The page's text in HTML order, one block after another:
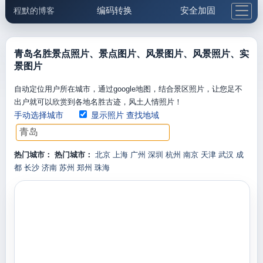
程默的博客 编码转换 安全加固
邮件工具 生活便民 更多工具
青岛名胜景点照片、景点图片、风景图片、风景照片、实
景图片
自动定位用户所在城市，通过google地图，结合景区照片，让您足不
出户就可以欣赏到各地名胜古迹，风土人情照片！
手动选择城市 显示照片 查找地域
热门城市： 热门城市： 北京 上海 广州 深圳 杭州 南京 天津 武汉 成
都 长沙 济南 苏州 郑州 珠海